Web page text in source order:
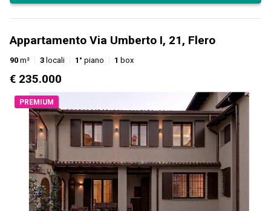
Appartamento Via Umberto I, 21, Flero
90 m² 3 locali 1° piano 1 box
€ 235.000
PREMIUM